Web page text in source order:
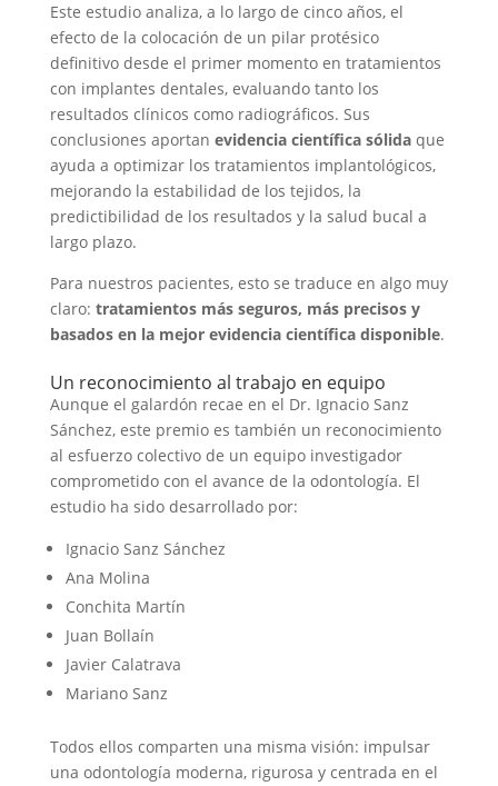
Este estudio analiza, a lo largo de cinco años, el
efecto de la colocación de un pilar protésico
definitivo desde el primer momento en tratamientos
con implantes dentales, evaluando tanto los
resultados clínicos como radiográficos. Sus
conclusiones aportan evidencia científica sólidaque
ayuda a optimizar los tratamientos implantológicos,
mejorando la estabilidad de los tejidos, la
predictibilidad de los resultados y la salud bucal a
largo plazo.
Para nuestros pacientes, esto se traduce en algo muy
claro: tratamientos más seguros, más precisos y
basados en la mejor evidencia científica disponible.
Un reconocimiento al trabajo en equipo
Aunque el galardón recae en el Dr. Ignacio Sanz
Sánchez, este premio es también un reconocimiento
al esfuerzo colectivo de un equipo investigador
comprometido con el avance de la odontología. El
estudio ha sido desarrollado por:
Ignacio Sanz Sánchez
Ana Molina
Conchita Martín
Juan Bollaín
Javier Calatrava
Mariano Sanz
Todos ellos comparten una misma visión: impulsar
una odontología moderna, rigurosa y centrada en el